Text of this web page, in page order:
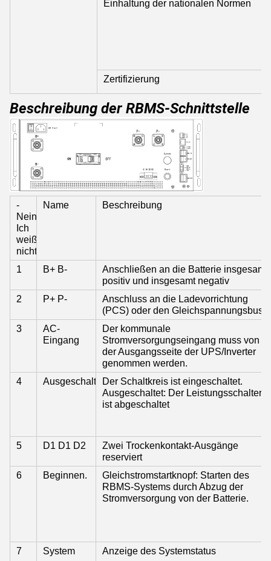
Einhaltung der nationalen Normen
Zertifizierung
Beschreibung der RBMS-Schnittstelle
-
Nein.
Ich
weiß
nicht.
Name Beschreibung
1 B+ B-
Anschließen an die Batterie insgesamt
positiv und insgesamt negativ
2
P+ P-
Anschluss an die Ladevorrichtung
(PCS) oder den Gleichspannungsbus
3
AC-
Eingang
Der kommunale
Stromversorgungseingang muss von
der Ausgangsseite der UPS/Inverter
genommen werden.
4
AusgeschaltetDer Schaltkreis ist eingeschaltet.
Ausgeschaltet: Der Leistungsschalter
ist abgeschaltet
5 D1 D1 D2
Zwei Trockenkontakt-Ausgänge
reserviert
6
Beginnen.
Gleichstromstartknopf: Starten des
RBMS-Systems durch Abzug der
Stromversorgung von der Batterie.
7 System Anzeige des Systemstatus